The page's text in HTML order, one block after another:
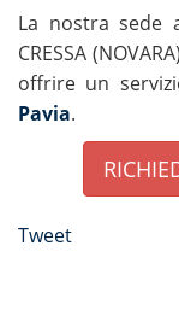
La nostra sede
CRESSA
offrire un
Pavia.
Tweet